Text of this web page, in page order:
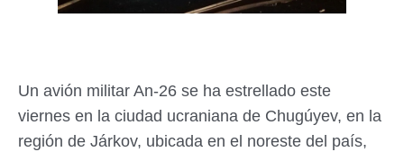
Un avión militar An-26 se ha estrellado este
viernes en la ciudad ucraniana de Chugúyev, en la
región de Járkov, ubicada en el noreste del país,